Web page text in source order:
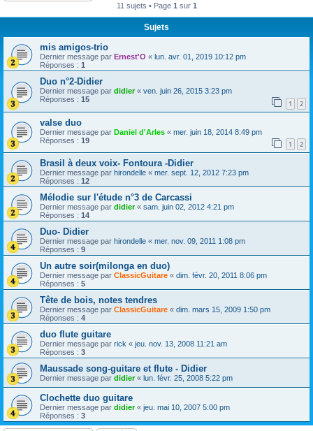
11 sujets • Page 1 sur 1
Sujets
mis amigos-trio
Dernier message par Ernest'O « lun. avr. 01, 2019 10:12 pm
Réponses : 1
Duo n°2-Didier
Dernier message par didier« ven. juin 26, 2015 3:23 pm
Réponses : 15 1 2
valse duo
Dernier message par Daniel d'Arles « mer. juin 18, 2014 8:49 pm
Réponses : 19 1 2
Brasil à deux voix- Fontoura -Didier
Dernier message par hirondelle « mer. sept. 12, 2012 7:23 pm
Réponses : 12
Mélodie sur l'étude n°3 de Carcassi
Dernier message par didier« sam. juin 02, 2012 4:21 pm
Réponses : 14
Duo- Didier
Dernier message par hirondelle « mer. nov. 09, 2011 1:08 pm
Réponses : 9
Un autre soir(milonga en duo)
Dernier message par ClassicGuitare « dim. févr. 20, 2011 8:06 pm
Réponses : 5
Tête de bois, notes tendres
Dernier message par ClassicGuitare « dim. mars 15, 2009 1:50 pm
Réponses : 4
duo flute guitare
Dernier message par rick « jeu. nov. 13, 2008 11:21 am
Réponses : 3
Maussade song-guitare et flute - Didier
Dernier message par didier« lun. févr. 25, 2008 5:22 pm
Clochette duo guitare
Dernier message par didier« jeu. mai 10, 2007 5:00 pm
Réponses : 3